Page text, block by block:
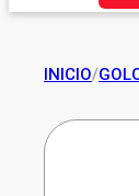
INICIO/